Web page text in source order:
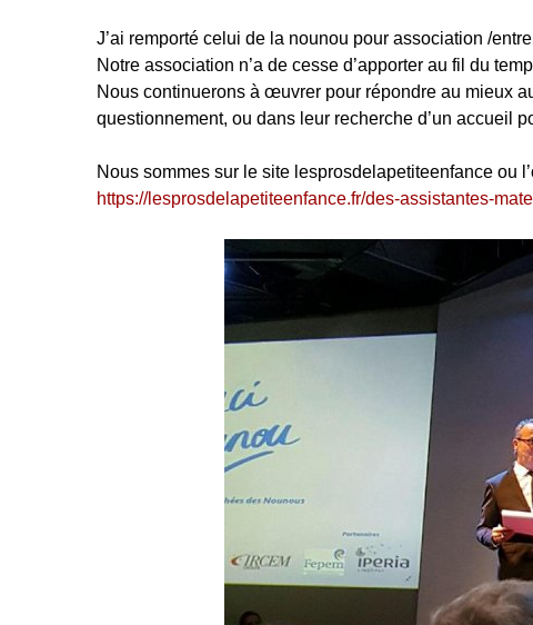
J’ai remporté celui de la nounou pour association /
Notre association n’a de cesse d’apporter au fil du
Nous continuerons à œuvrer pour répondre au mieux
questionnement, ou dans leur recherche d’un accueil
Nous sommes sur le site lesprosdelapetiteenfance ou
https://lesprosdelapetiteenfance.fr/des-assistantes-